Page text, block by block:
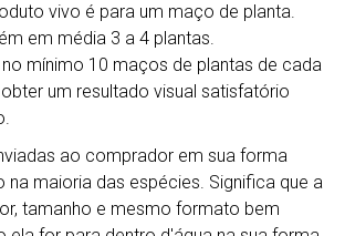
vivo é para um maço de planta.
em média 3 a 4 plantas.
mínimo 10 maços de plantas de cada
um resultado visual satisfatório
ao comprador em sua forma
na maioria das espécies. Significa que a
tamanho e mesmo formato bem